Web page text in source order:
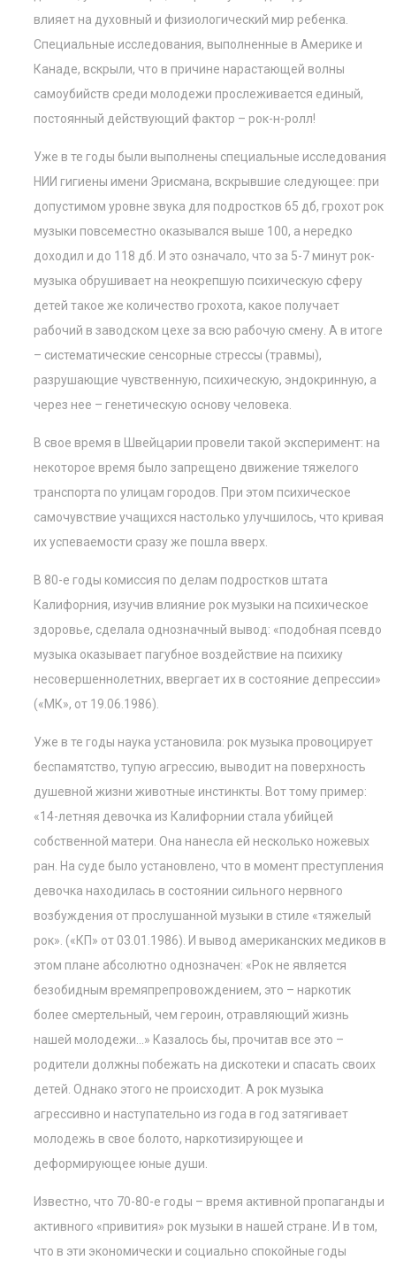
влияет на духовный и физиологический мир ребенка.
Специальные исследования, выполненные в Америке и
Канаде, вскрыли, что в причине нарастающей волны
самоубийств среди молодежи прослеживается единый,
постоянный действующий фактор – рок-н-ролл!
Уже в те годы были выполнены специальные исследования
НИИ гигиены имени Эрисмана, вскрывшие следующее: при
допустимом уровне звука для подростков 65 дб, грохот рок
музыки повсеместно оказывался выше 100, а нередко
доходил и до 118 дб. И это означало, что за 5-7 минут рок-
музыка обрушивает на неокрепшую психическую сферу
детей такое же количество грохота, какое получает
рабочий в заводском цехе за всю рабочую смену. А в итоге
– систематические сенсорные стрессы (травмы),
разрушающие чувственную, психическую, эндокринную, а
через нее – генетическую основу человека.
В свое время в Швейцарии провели такой эксперимент: на
некоторое время было запрещено движение тяжелого
транспорта по улицам городов. При этом психическое
самочувствие учащихся настолько улучшилось, что кривая
их успеваемости сразу же пошла вверх.
В 80-е годы комиссия по делам подростков штата
Калифорния, изучив влияние рок музыки на психическое
здоровье, сделала однозначный вывод: «подобная псевдо
музыка оказывает пагубное воздействие на психику
несовершеннолетних, ввергает их в состояние депрессии»
(«МК», от 19.06.1986).
Уже в те годы наука установила: рок музыка провоцирует
беспамятство, тупую агрессию, выводит на поверхность
душевной жизни животные инстинкты. Вот тому пример:
«14-летняя девочка из Калифорнии стала убийцей
собственной матери. Она нанесла ей несколько ножевых
ран. На суде было установлено, что в момент преступления
девочка находилась в состоянии сильного нервного
возбуждения от прослушанной музыки в стиле «тяжелый
рок». («КП» от 03.01.1986). И вывод американских медиков в
этом плане абсолютно однозначен: «Рок не является
безобидным времяпрепровождением, это – наркотик
более смертельный, чем героин, отравляющий жизнь
нашей молодежи…» Казалось бы, прочитав все это –
родители должны побежать на дискотеки и спасать своих
детей. Однако этого не происходит. А рок музыка
агрессивно и наступательно из года в год затягивает
молодежь в свое болото, наркотизирующее и
деформирующее юные души.
Известно, что 70-80-е годы – время активной пропаганды и
активного «привития» рок музыки в нашей стране. И в том,
что в эти экономически и социально спокойные годы